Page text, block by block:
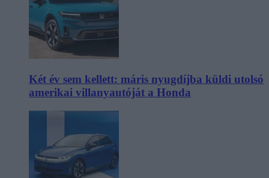
Két év sem kellett: máris nyugdíjba küldi utolsó
amerikai villanyautóját a Honda